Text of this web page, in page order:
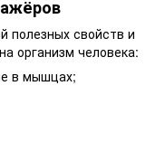
полезных свойств и
организм человека:
в мышцах;